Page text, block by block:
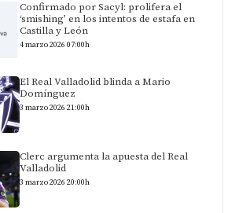
Confirmado por Sacyl: prolifera el
‘smishing’ en los intentos de estafa en
Castilla y León
4 marzo 2026 07:00h
El Real Valladolid blinda a Mario
Domínguez
3 marzo 2026 21:00h
Clerc argumenta la apuesta del Real
Valladolid
3 marzo 2026 20:00h